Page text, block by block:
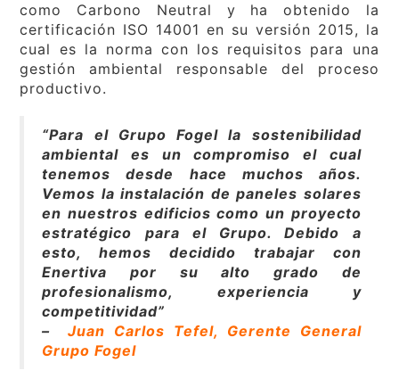
como Carbono Neutral y ha obtenido la
certificación ISO 14001 en su versión 2015, la
cual es la norma con los requisitos para una
gestión ambiental responsable del proceso
productivo.
“Para el Grupo Fogel la sostenibilidad
ambiental es un compromiso el cual
tenemos desde hace muchos años.
Vemos la instalación de paneles solares
en nuestros edificios como un proyecto
estratégico para el Grupo. Debido a
esto, hemos decidido trabajar con
Enertiva por su alto grado de
profesionalismo, experiencia y
competitividad”
–
Juan Carlos Tefel, Gerente General
Grupo Fogel